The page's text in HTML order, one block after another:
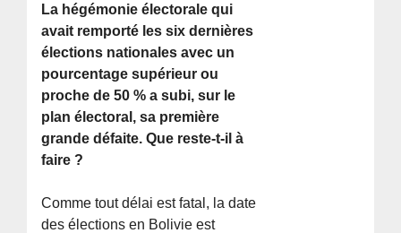
La hégémonie électorale qui
avait remporté les six dernières
élections nationales avec un
pourcentage supérieur ou
proche de 50 % a subi, sur le
plan électoral, sa première
grande défaite. Que reste-t-il à
faire ?
Comme tout délai est fatal, la date
des élections en Bolivie est